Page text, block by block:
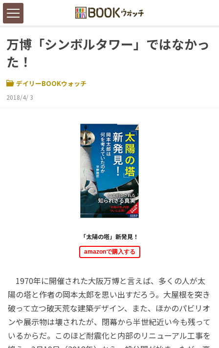
万博「シンボルタワー」ではなかっ
た！
デイリーBOOKウォッチ
2018/4/ 3
「太陽の塔」新発見！
amazonで購入する
1970年に開催された大阪万博と言えば、多くの人が太
陽の塔と作者の岡本太郎を思い出すだろう。大屋根を突き
破って立つ破天荒な建築デザイン、また、ほかのパビリオ
ンや展示物は壊されたが、閉幕から半世紀近い今も残って
いるからだ。このほど耐震化と内部のリニューアル工事を